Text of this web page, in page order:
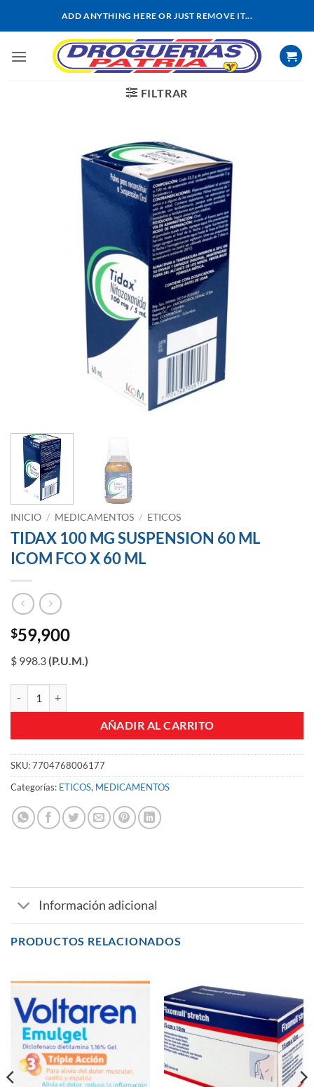
ADD ANYTHING HERE OR JUST REMOVE IT...
FILTRAR
INICIO / MEDICAMENTOS / ETICOS
TIDAX 100 MG SUSPENSION 60 ML
ICOM FCO X 60 ML
$59,900
$ 998.3(P.U.M.)
AÑADIR AL CARRITO
SKU:7704768006177
Categorías: ETICOS, MEDICAMENTOS
Información adicional
PRODUCTOS RELACIONADOS